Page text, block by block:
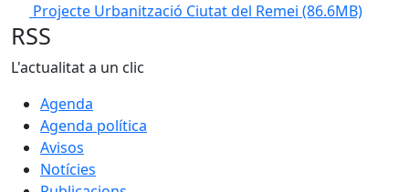
Projecte Urbanització Ciutat del Remei (86.6MB)
RSS
L'actualitat a un clic
Agenda
Agenda política
Avisos
Notícies